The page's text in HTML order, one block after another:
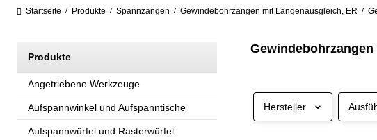
Startseite / Produkte / Spannzangen / Gewindebohrzangen mit Längenausgleich, ER /
Produkte
Angetriebene Werkzeuge
Aufspannwinkel und Aufspanntische
Aufspannwürfel und Rasterwürfel
Hersteller